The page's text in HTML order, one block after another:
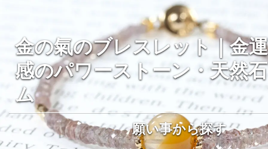
金の氣のブレスレット｜金
感のパワーストーン・天然
ム
願い事から探す